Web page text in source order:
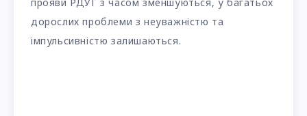
дорослих проблеми з неуважністю та
імпульсивністю залишаються.